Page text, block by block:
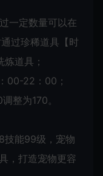
一定数量可以在
过珍稀道具【时
道具；
00-22：00；
整为170。
技能99级，宠物
，打造宠物更容